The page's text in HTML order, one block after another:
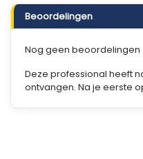
Beoordelingen
Nog geen beoordelingen
Deze professional heeft
ontvangen. Na je eerste